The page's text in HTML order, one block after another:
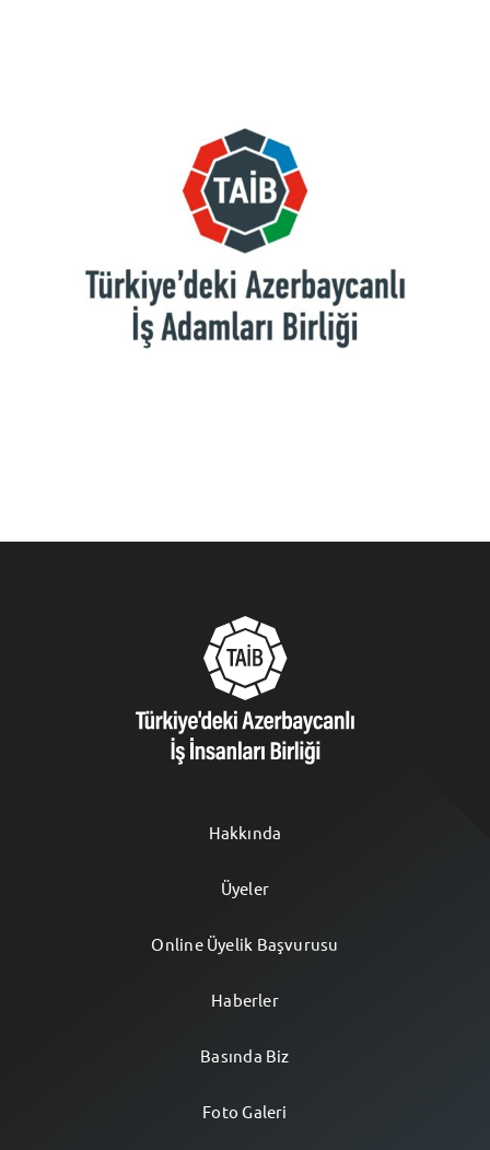
Hakkında
Üyeler
Online Üyelik Başvurusu
Haberler
Basında Biz
Foto Galeri